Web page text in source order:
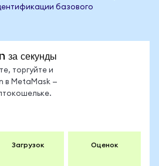
базового
за секунды
торгуйте и
в MetaMask —
Загрузок Оценок